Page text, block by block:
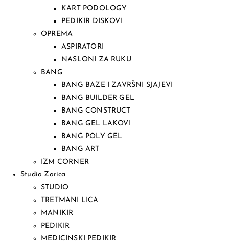
KART PODOLOGY
PEDIKIR DISKOVI
OPREMA
ASPIRATORI
NASLONI ZA RUKU
BANG
BANG BAZE I ZAVRŠNI SJAJEVI
BANG BUILDER GEL
BANG CONSTRUCT
BANG GEL LAKOVI
BANG POLY GEL
BANG ART
IZM CORNER
Studio Zorica
STUDIO
TRETMANI LICA
MANIKIR
PEDIKIR
MEDICINSKI PEDIKIR